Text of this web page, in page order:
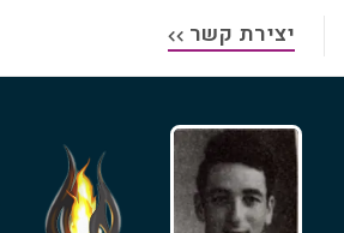
יצירת קשר